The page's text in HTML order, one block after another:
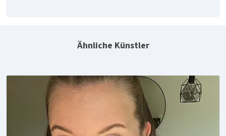
Ähnliche Künstler